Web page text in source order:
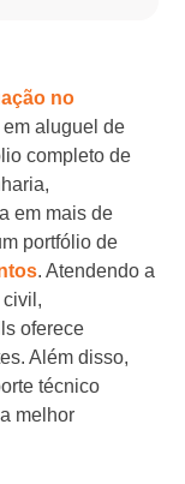
no
aluguel de
completo de
em mais de
portfólio de
. Atendendo a
civil,
oferece
Além disso,
técnico
melhor